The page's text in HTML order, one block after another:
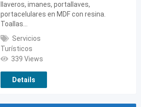
llaveros, imanes, portallaves,
portacelulares en MDF con resina.
Toallas…
Servicios
Turísticos
339 Views
Details